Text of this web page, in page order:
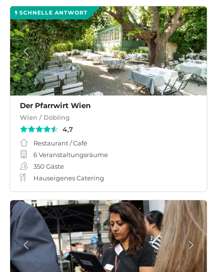
SCHNELLE ANTWORT
Der Pfarrwirt Wien
Wien / Döbling
4,7
Restaurant / Café
6 Veranstaltungsräume
350 Gäste
Hauseigenes Catering